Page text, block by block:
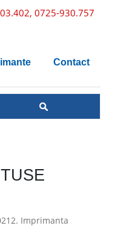
0725-930.757
Contact
Imprimanta